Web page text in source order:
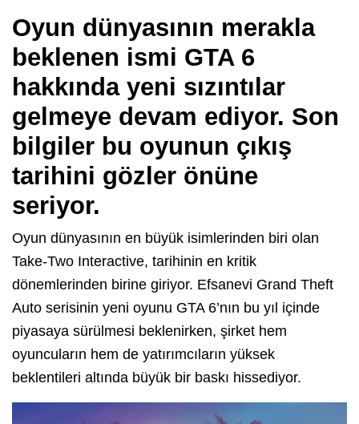
Oyun dünyasının merakla
beklenen ismi GTA 6
hakkında yeni sızıntılar
gelmeye devam ediyor. Son
bilgiler bu oyunun çıkış
tarihini gözler önüne
seriyor.
Oyun dünyasının en büyük isimlerinden biri olan
Take-Two Interactive, tarihinin en kritik
dönemlerinden birine giriyor. Efsanevi Grand Theft
Auto serisinin yeni oyunu GTA 6’nın bu yıl içinde
piyasaya sürülmesi beklenirken, şirket hem
oyuncuların hem de yatırımcıların yüksek
beklentileri altında büyük bir baskı hissediyor.